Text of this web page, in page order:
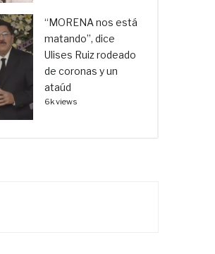
“MORENA nos está
matando”, dice
Ulises Ruiz rodeado
de coronas y un
ataúd
6k views